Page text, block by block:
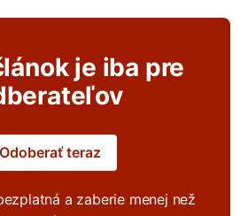
je iba pre
Odoberať teraz
a zaberie menej než